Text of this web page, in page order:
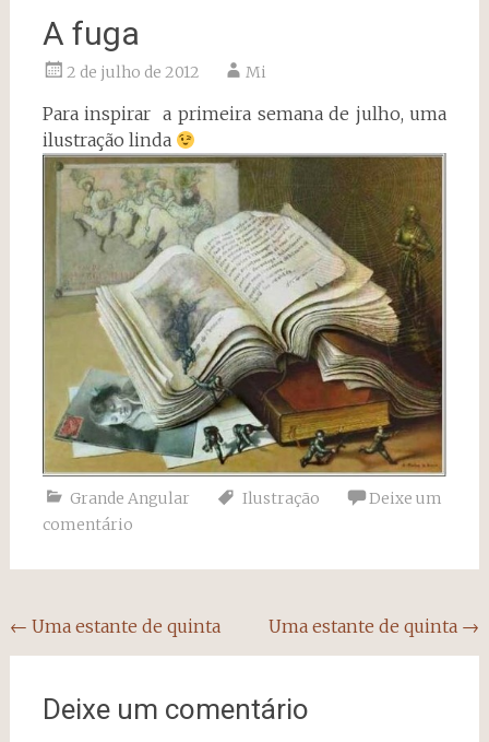
A fuga
2 de julho de 2012 Mi
Para inspirar a primeira semana de julho, uma
ilustração linda
Grande Angular Ilustração
Deixe um
comentário
Navegação
do
post
← Uma estante de quinta Uma estante de quinta →
Deixe um comentário